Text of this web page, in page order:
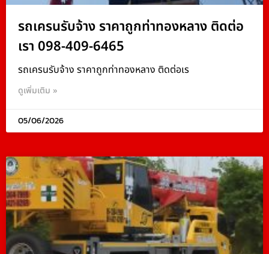
รถเครนรับจ้าง ราคาถูกท่าทองหลาง ติดต่อ
เรา 098-409-6465
รถเครนรับจ้าง ราคาถูกท่าทองหลาง ติดต่อเร
ดูเพิ่มเติม »
05/06/2026